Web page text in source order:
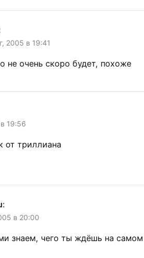
2005 в 19:41
не очень скоро будет, похоже
19:56
от триллиана
:
в 20:00
знаем, чего ты ждёшь на самом